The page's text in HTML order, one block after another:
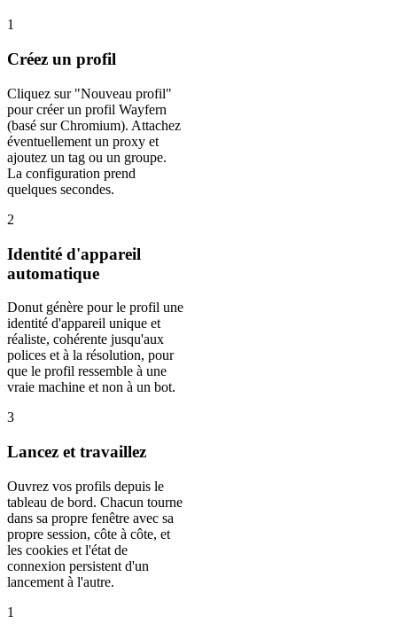
1
Créez un profil
Cliquez sur "Nouveau profil"
pour créer un profil Wayfern
(basé sur Chromium). Attachez
éventuellement un proxy et
ajoutez un tag ou un groupe.
La configuration prend
quelques secondes.
2
Identité d'appareil
automatique
Donut génère pour le profil une
identité d'appareil unique et
réaliste, cohérente jusqu'aux
polices et à la résolution, pour
que le profil ressemble à une
vraie machine et non à un bot.
3
Lancez et travaillez
Ouvrez vos profils depuis le
tableau de bord. Chacun tourne
dans sa propre fenêtre avec sa
propre session, côte à côte, et
les cookies et l'état de
connexion persistent d'un
lancement à l'autre.
1